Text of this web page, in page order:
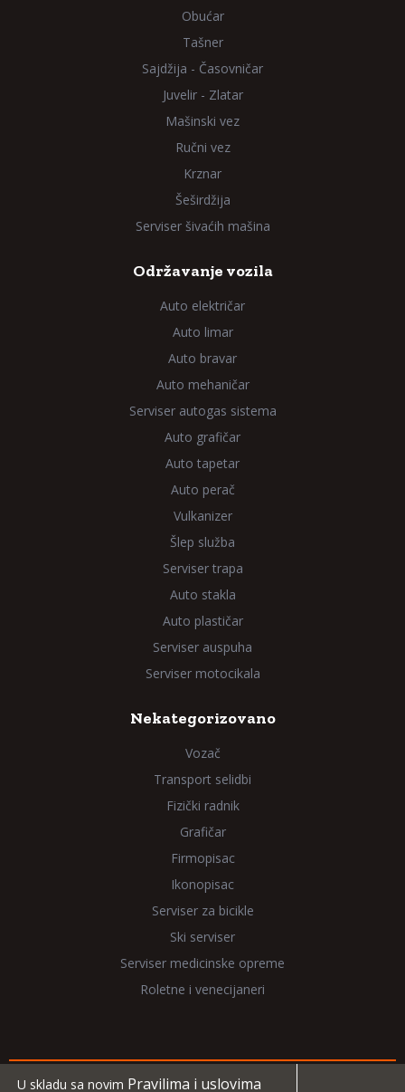
Obućar
Tašner
Sajdžija - Časovničar
Juvelir - Zlatar
Mašinski vez
Ručni vez
Krznar
Šeširdžija
Serviser šivaćih mašina
Održavanje vozila
Auto električar
Auto limar
Auto bravar
Auto mehaničar
Serviser autogas sistema
Auto grafičar
Auto tapetar
Auto perač
Vulkanizer
Šlep služba
Serviser trapa
Auto stakla
Auto plastičar
Serviser auspuha
Serviser motocikala
Nekategorizovano
Vozač
Transport selidbi
Fizički radnik
Grafičar
Firmopisac
Ikonopisac
Serviser za bicikle
Ski serviser
Serviser medicinske opreme
Roletne i venecijaneri
U skladu sa novim Pravilima i uslovima